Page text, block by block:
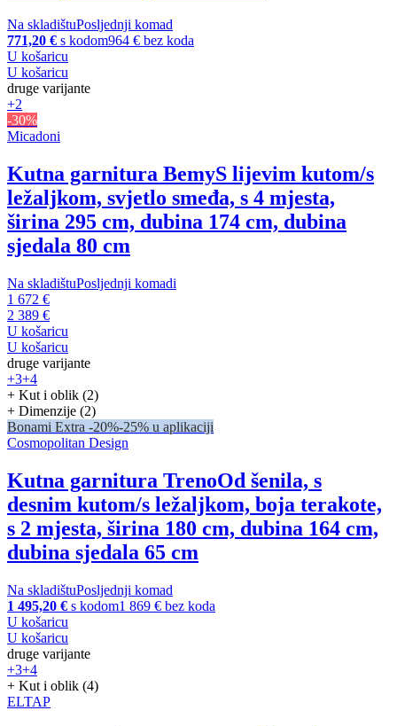
Na skladištuPosljednji komad
771,20 € s kodom964 € bez koda
U košaricu
U košaricu
druge varijante
+2
-30%
Micadoni
Kutna garnitura BemyS lijevim kutom/s
ležaljkom, svjetlo smeđa, s 4 mjesta,
širina 295 cm, dubina 174 cm, dubina
sjedala 80 cm
Na skladištuPosljednji komadi
1 672 €
2 389 €
U košaricu
U košaricu
druge varijante
+3+4
+ Kut i oblik (2)
+ Dimenzije (2)
Bonami Extra -20%-25% u aplikaciji
Cosmopolitan Design
Kutna garnitura TrenoOd šenila, s
desnim kutom/s ležaljkom, boja terakote,
s 2 mjesta, širina 180 cm, dubina 164 cm,
dubina sjedala 65 cm
Na skladištuPosljednji komad
1 495,20 € s kodom1 869 € bez koda
U košaricu
U košaricu
druge varijante
+3+4
+ Kut i oblik (4)
ELTAP